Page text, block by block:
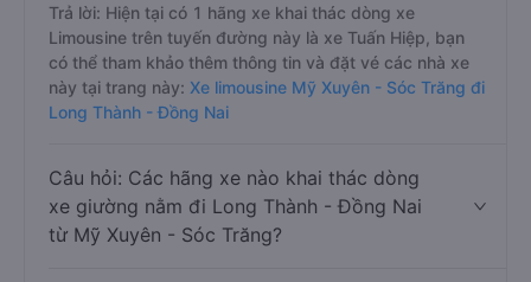
Trả lời: Hiện tại có 1 hãng xe khai thác dòng xe
Limousine trên tuyến đường này là xe Tuấn Hiệp, bạn
có thể tham khảo thêm thông tin và đặt vé các nhà xe
này tại trang này: Xe limousine Mỹ Xuyên - Sóc Trăng đi
Long Thành - Đồng Nai
Câu hỏi: Các hãng xe nào khai thác dòng
xe giường nằm đi Long Thành - Đồng Nai
từ Mỹ Xuyên - Sóc Trăng?